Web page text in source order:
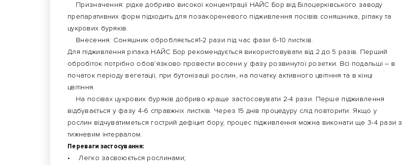
Призначення: рідке добриво високої концентрації НАЙС Бор від Білоцерківського заводу
препаративних форм підходить для позакореневого підживлення посівів соняшника, ріпаку та
цукрових буряків.
Внесення: Соняшник обробляється1-2 рази під час фази 6-10 листків.
Для підживлення ріпака НАЙС Бор рекомендується використовувати від 2 до 5 разів. Перший
обробіток потрібно обов’язково провести восени у фазу розвинутої розетки. Всі подальші – в
початок періоду вегетації, при бутонізації рослин, на початку активного цвітіння та в кінці
цвітіння.
На посівах цукрових буряків добриво краще застосовувати 2-4 рази. Перше підживлення
відбувається у фазу 4-6 справжніх листків. Через 15 днів процедуру слід повторити. Якщо у
рослин відчуватиметься гострий дефіцит бору, процес підживлення можна виконати ще 3-4 рази з
тижневим інтервалом.
Переваги застосування:
• Легко засвоюється рослинами;